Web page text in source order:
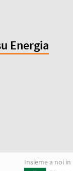
Energia
Insieme a noi in